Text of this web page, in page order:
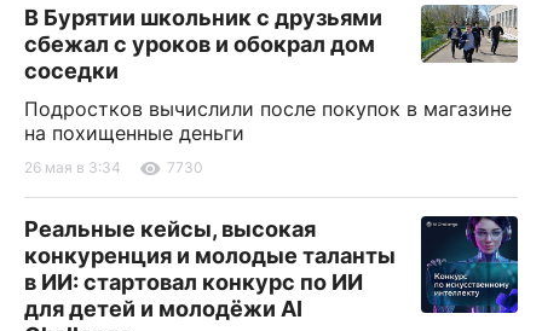
В Бурятии школьник с друзьями
сбежал с уроков и обокрал дом
соседки
Подростков вычислили после покупок в магазине
на похищенные деньги
26 мая в 3:34 7730
Реальные кейсы, высокая
конкуренция и молодые таланты
в ИИ: стартовал конкурс по ИИ
для детей и молодёжи AI